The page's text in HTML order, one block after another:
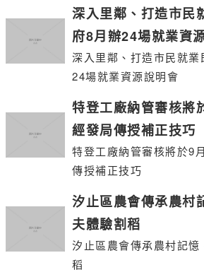
深入里鄰、打造市民
府8月辦24場就業資
深入里鄰、打造市民就
24場就業資源說明會
特登工廠納管審核將
經發局傳授補正技巧
特登工廠納管審核將於9月底完成
傳授補正技巧
汐止區農會傳承農村
夫體驗割稻
汐止區農會傳承農村記
稻